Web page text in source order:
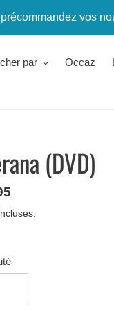
vos
par Occaz
(DVD)